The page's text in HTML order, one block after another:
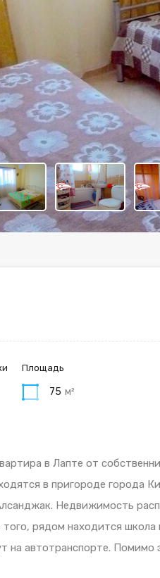
Площадь
75 м²
в Лапте от
в пригороде города
Недвижимость
рядом находится
на автотранспорте. Помимо